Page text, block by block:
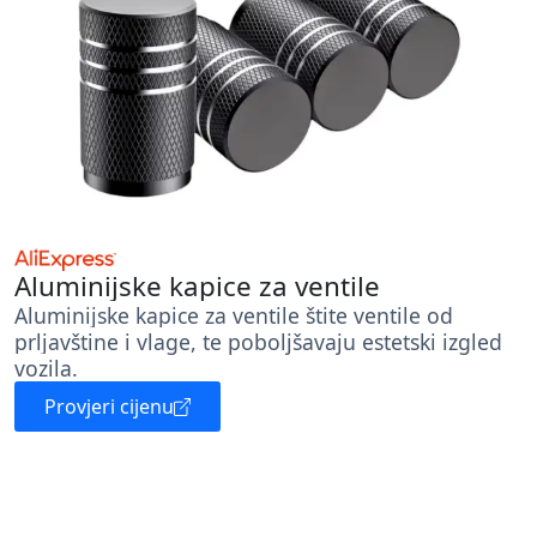
Aluminijske kapice za ventile
Aluminijske kapice za ventile štite ventile od
prljavštine i vlage, te poboljšavaju estetski izgled
vozila.
Provjeri cijenu